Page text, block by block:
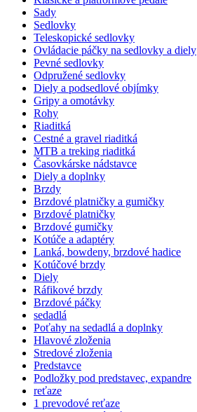
Sady
Sedlovky
Teleskopické sedlovky
Ovládacie páčky na sedlovky a diely
Pevné sedlovky
Odpružené sedlovky
Diely a podsedlové objímky
Gripy a omotávky
Rohy
Riaditká
Cestné a gravel riaditká
MTB a treking riaditká
Časovkárske nádstavce
Diely a doplnky
Brzdy
Brzdové platničky a gumičky
Brzdové platničky
Brzdové gumičky
Kotúče a adaptéry
Lanká, bowdeny, brzdové hadice
Kotúčové brzdy
Diely
Ráfikové brzdy
Brzdové páčky
sedadlá
Poťahy na sedadlá a doplnky
Hlavové zloženia
Stredové zloženia
Predstavce
Podložky pod predstavec, expandre
reťaze
1 prevodové reťaze